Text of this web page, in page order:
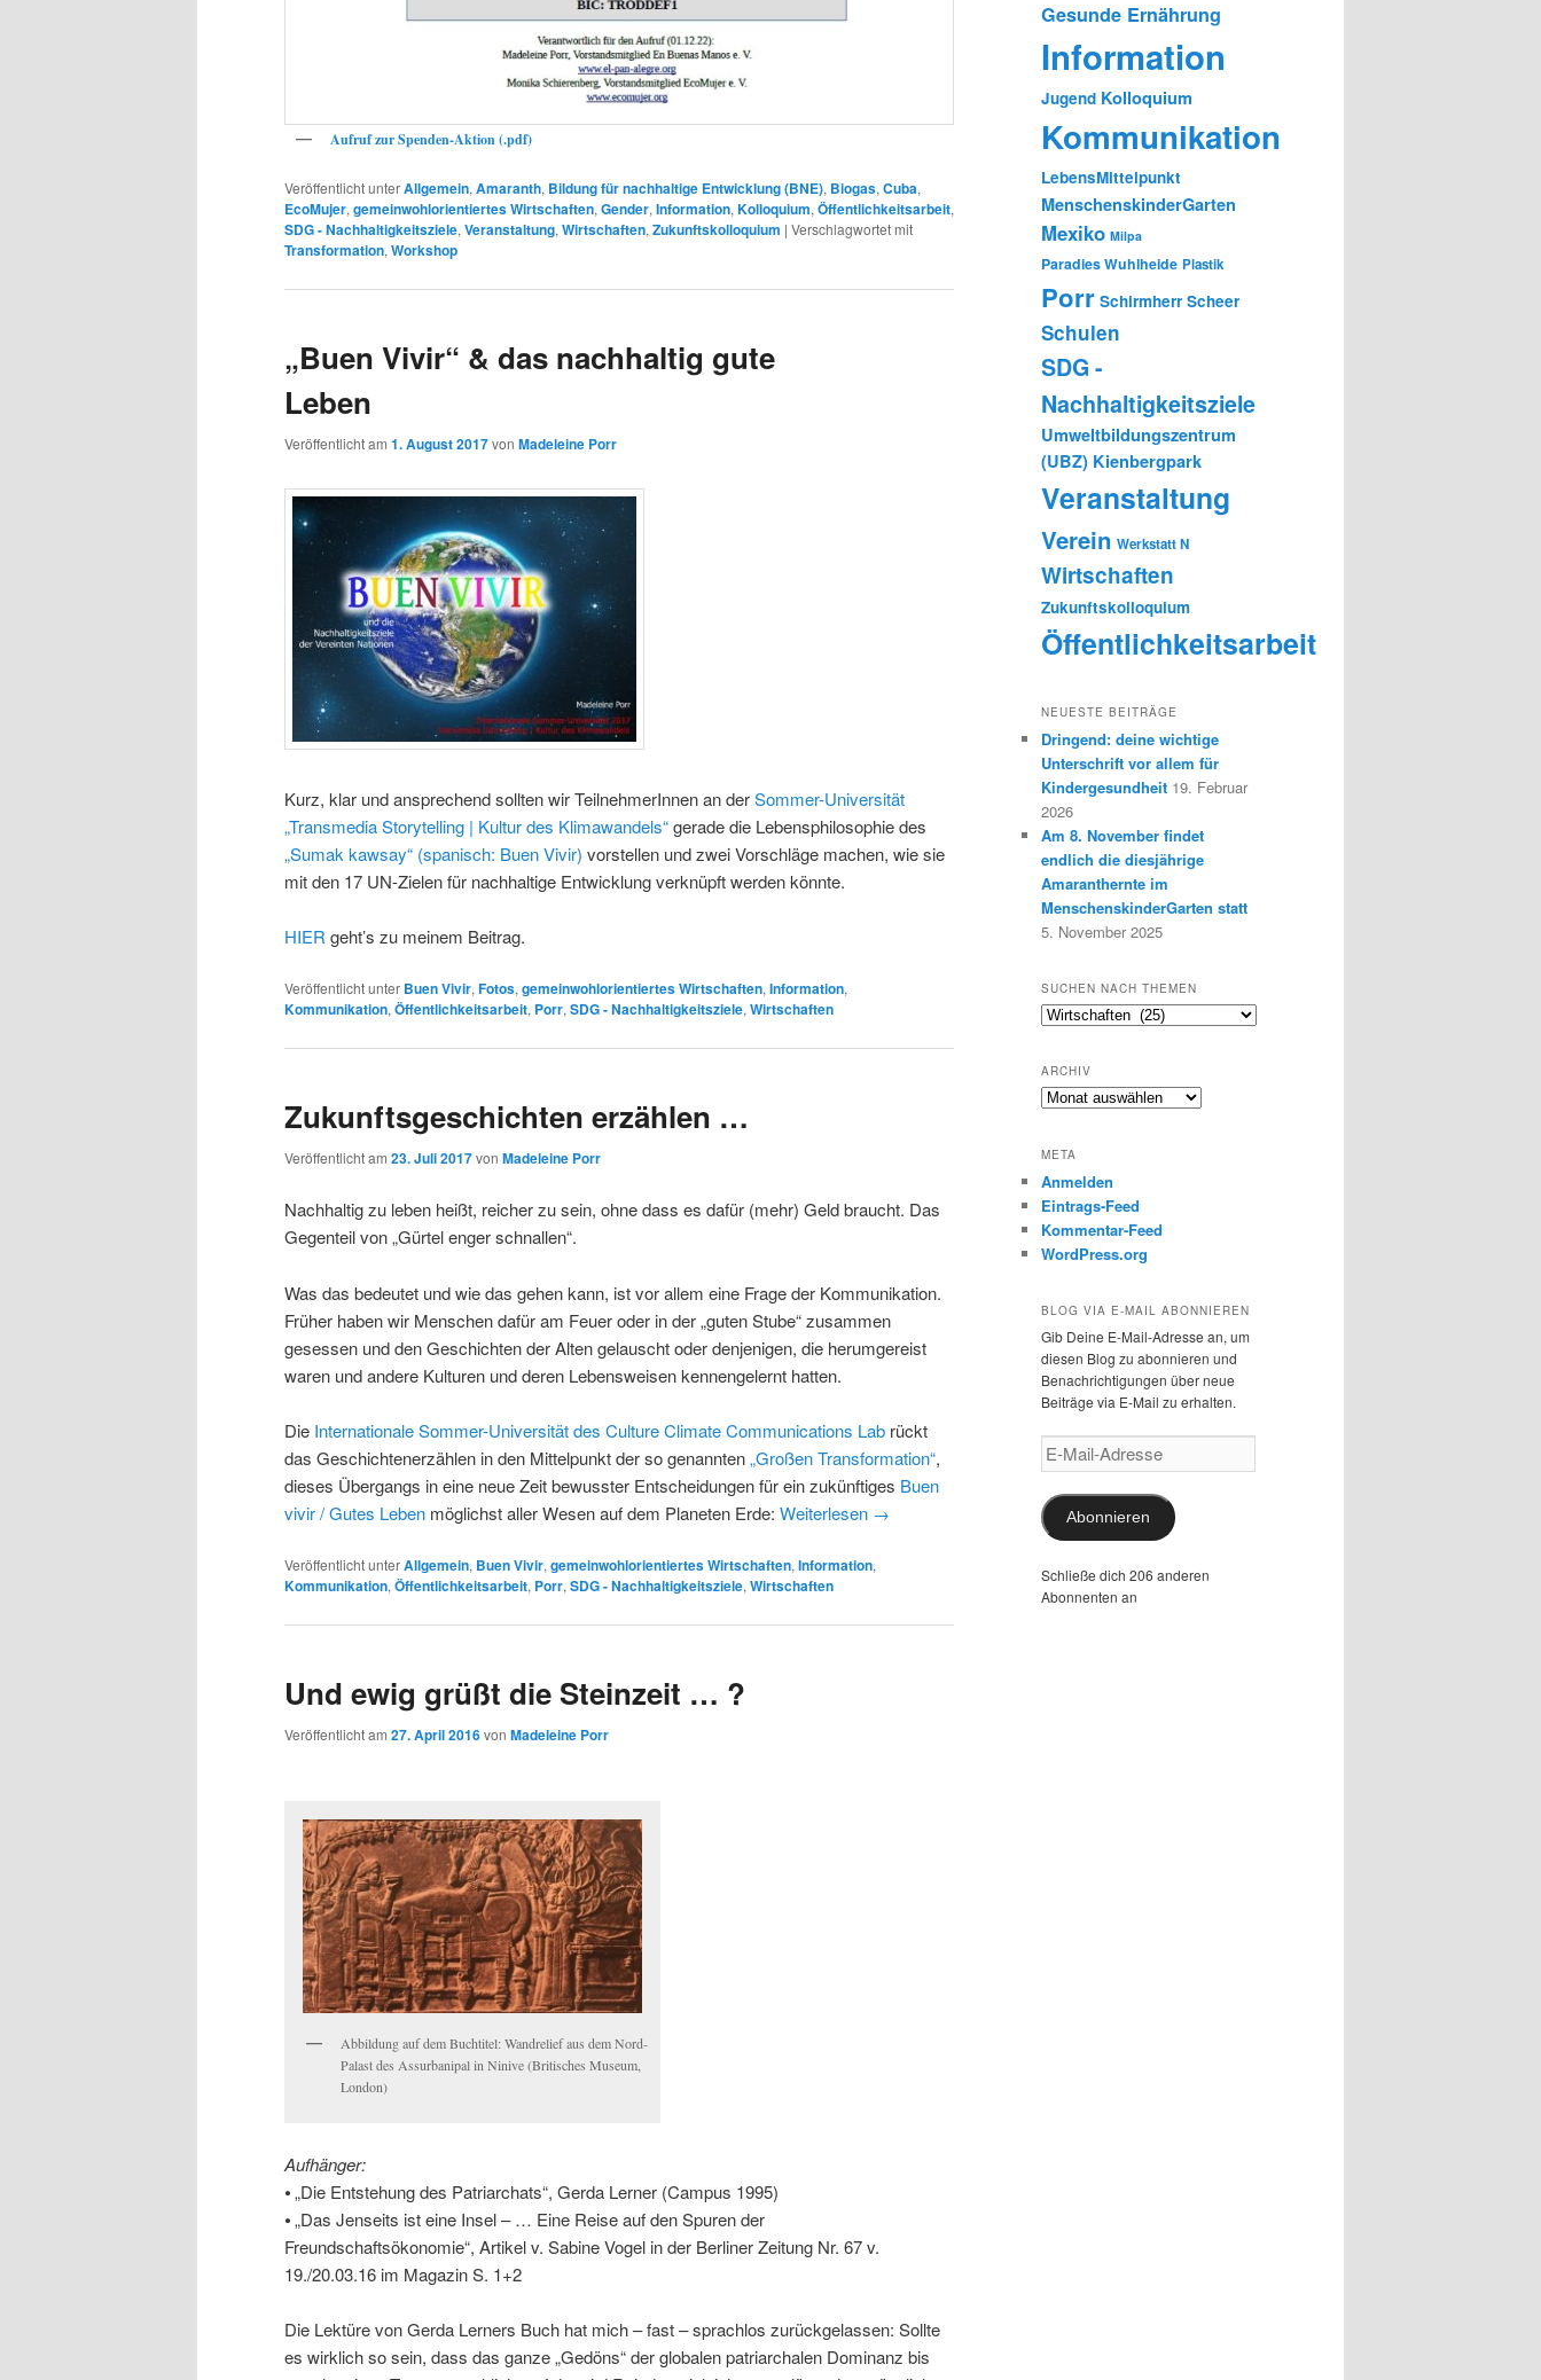
Aufruf zur Spenden-Aktion (.pdf)
Veröffentlicht unterAllgemein, Amaranth, Bildung für nachhaltige Entwicklung (BNE), Biogas, Cuba,
EcoMujer, gemeinwohlorientiertes Wirtschaften, Gender, Information, Kolloquium, Öffentlichkeitsarbeit,
SDG - Nachhaltigkeitsziele, Veranstaltung, Wirtschaften, Zukunftskolloquium | Verschlagwortet mit
Transformation, Workshop
„Buen Vivir“ & das nachhaltig gute
Leben
Veröffentlicht am 1. August 2017von Madeleine Porr
Kurz, klar und ansprechend sollten wir TeilnehmerInnen an derSommer-Universität
„Transmedia Storytelling | Kultur des Klimawandels“gerade die Lebensphilosophie des
„Sumak kawsay“ (spanisch: Buen Vivir) vorstellen und zwei Vorschläge machen, wie sie
mit den 17 UN-Zielen für nachhaltige Entwicklung verknüpft werden könnte.
HIER geht’s zu meinem Beitrag.
Veröffentlicht unter Buen Vivir,Fotos,gemeinwohlorientiertes Wirtschaften,Information,
Kommunikation,Öffentlichkeitsarbeit, Porr,SDG - Nachhaltigkeitsziele,Wirtschaften
Zukunftsgeschichten erzählen …
Veröffentlicht am 23. Juli 2017von Madeleine Porr
Nachhaltig zu leben heißt, reicher zu sein, ohne dass es dafür (mehr) Geld braucht. Das
Gegenteil von „Gürtel enger schnallen“.
Was das bedeutet und wie das gehen kann, ist vor allem eine Frage der Kommunikation.
Früher haben wir Menschen dafür am Feuer oder in der „guten Stube“ zusammen
gesessen und den Geschichten der Alten gelauscht oder denjenigen, die herumgereist
waren und andere Kulturen und deren Lebensweisen kennengelernt hatten.
Die Internationale Sommer-Universität des Culture Climate Communications Lab rückt
das Geschichtenerzählen in den Mittelpunkt der so genannten„Großen Transformation“,
dieses Übergangs in eine neue Zeit bewusster Entscheidungen für ein zukünftiges Buen
vivir / Gutes Leben möglichst aller Wesen auf dem Planeten Erde: Weiterlesen →
Veröffentlicht unterAllgemein, Buen Vivir,gemeinwohlorientiertes Wirtschaften,Information,
Kommunikation,Öffentlichkeitsarbeit, Porr,SDG - Nachhaltigkeitsziele,Wirtschaften
Und ewig grüßt die Steinzeit … ?
Veröffentlicht am 27. April 2016von Madeleine Porr
Abbildung auf dem Buchtitel: Wandrelief aus dem Nord-
Palast des Assurbanipal in Ninive (Britisches Museum,
London)
Aufhänger:
⦁ „Die Entstehung des Patriarchats“, Gerda Lerner (Campus 1995)
⦁ „Das Jenseits ist eine Insel – … Eine Reise auf den Spuren der
Freundschaftsökonomie“, Artikel v. Sabine Vogel in der Berliner Zeitung Nr. 67 v.
19./20.03.16 im Magazin S. 1+2
Die Lektüre von Gerda Lerners Buch hat mich – fast – sprachlos zurückgelassen: Sollte
es wirklich so sein, dass das ganze „Gedöns“ der globalen patriarchalen Dominanz bis
Gesunde Ernährung
Information
Jugend Kolloquium
Kommunikation
LebensMittelpunkt
MenschenskinderGarten
Mexiko Milpa
Paradies Wuhlheide Plastik
Porr Schirmherr Scheer
Schulen
SDG -
Nachhaltigkeitsziele
Umweltbildungszentrum
(UBZ) Kienbergpark
Veranstaltung
Verein Werkstatt N
Wirtschaften
Zukunftskolloquium
Öffentlichkeitsarbeit
NEUESTE BEITRÄGE
Dringend: deine wichtige
Unterschrift vor allem für
Kindergesundheit 19. Februar
2026
Am 8. November findet
endlich die diesjährige
Amaranthernte im
MenschenskinderGarten statt
5. November 2025
SUCHEN NACH THEMEN
Suchen
ARCHIV
Archiv
META
Anmelden
Eintrags-Feed
Kommentar-Feed
WordPress.org
BLOG VIA E-MAIL ABONNIEREN
Gib Deine E-Mail-Adresse an, um
diesen Blog zu abonnieren und
Benachrichtigungen über neue
Beiträge via E-Mail zu erhalten.
E-
Mail-
Abonnieren
Schließe dich 206 anderen
Abonnenten an